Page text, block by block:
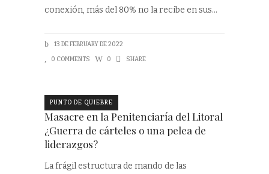
conexión, más del 80% no la recibe en sus
13 DE FEBRUARY DE 2022
0 COMMENTS 0 SHARE
PUNTO DE QUIEBRE
Masacre en la Penitenciaría del Litoral
¿Guerra de cárteles o una pelea de
liderazgos?
La frágil estructura de mando de las